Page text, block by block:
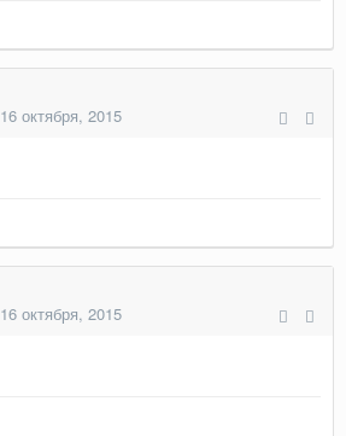
16 октября, 2015
16 октября, 2015